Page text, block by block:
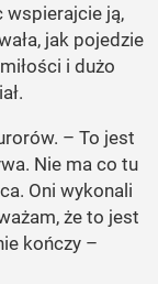
wspierajcie ją,
jak pojedzie
i dużo
– To jest
Nie ma co tu
Oni wykonali
że to jest
kończy –